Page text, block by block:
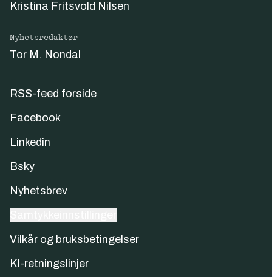
Kristina Fritsvold Nilsen
Nyhetsredaktør
Tor M. Nondal
RSS-feed forside
Facebook
Linkedin
Bsky
Nyhetsbrev
Vilkår og bruksbetingelser
KI-retningslinjer